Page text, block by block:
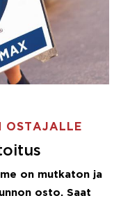
OSTAJALLE
on mutkaton ja
osto. Saat